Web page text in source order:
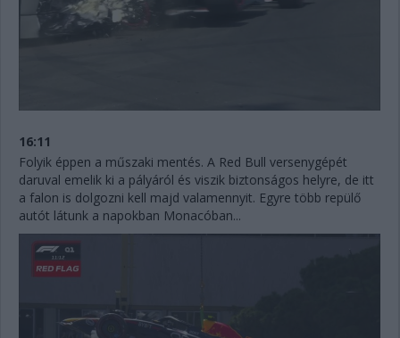
16:11
Folyik éppen a műszaki mentés. A Red Bull versenygépét
daruval emelik ki a pályáról és viszik biztonságos helyre, de itt
a falon is dolgozni kell majd valamennyit. Egyre több repülő
autót látunk a napokban Monacóban...